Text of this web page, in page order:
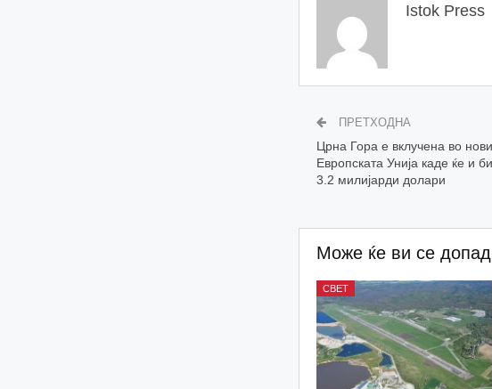
Istok Press
ПРЕТХОДНА
Црна Гора е вклучена во
Европската Унија каде ќе и
3.2 милијарди долари
Може ќе ви се
СВЕТ